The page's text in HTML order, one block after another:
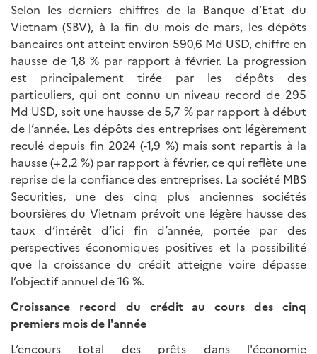
Selon les derniers chiffres de la Banque d’Etat du
Vietnam (SBV), à la fin du mois de mars, les dépôts
bancaires ont atteint environ 590,6 Md USD, chiffre en
hausse de 1,8 % par rapport à février. La progression
est principalement tirée par les dépôts des
particuliers, qui ont connu un niveau record de 295
Md USD, soit une hausse de 5,7 % par rapport à début
de l’année. Les dépôts des entreprises ont légèrement
reculé depuis fin 2024 (-1,9 %) mais sont repartis à la
hausse (+2,2 %) par rapport à février, ce qui reflète une
reprise de la confiance des entreprises. La société MBS
Securities, une des cinq plus anciennes sociétés
boursières du Vietnam prévoit une légère hausse des
taux d’intérêt d’ici fin d’année, portée par des
perspectives économiques positives et la possibilité
que la croissance du crédit atteigne voire dépasse
l’objectif annuel de 16 %.
Croissance record du crédit au cours des cinq
premiers mois de l'année
L’encours total des prêts dans l'économie